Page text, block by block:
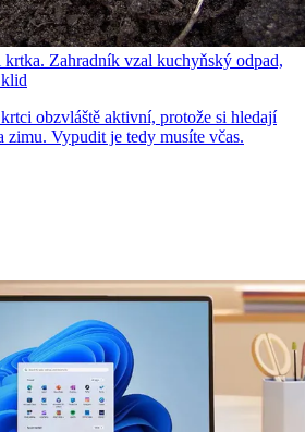
krtka. Zahradník vzal kuchyňský odpad,
obzvláště aktivní, protože si hledají
zimu. Vypudit je tedy musíte včas.